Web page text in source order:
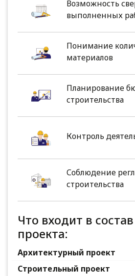
Возможность
выполненных
Понимание
материалов
Планирование
строительства
Контроль
Соблюдение
строительства
Что входит в
проекта:
Архитектурный проект
Строительный проект